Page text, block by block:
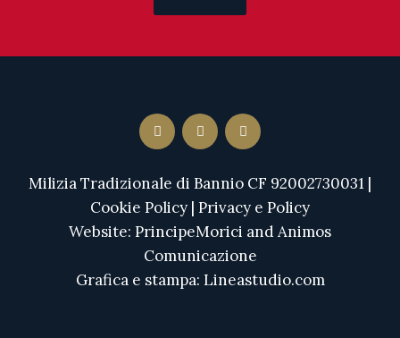
Milizia Tradizionale di Bannio CF 92002730031 |
Cookie Policy | Privacy e Policy
Website: PrincipeMorici andAnimos
Comunicazione
Grafica e stampa: Lineastudio.com